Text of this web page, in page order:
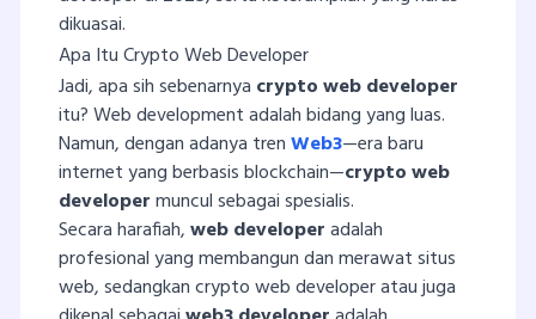
dikuasai.
Apa Itu Crypto Web Developer
Jadi, apa sih sebenarnya crypto web developer
itu? Web development adalah bidang yang luas.
Namun, dengan adanya trenWeb3—era baru
internet yang berbasis blockchain—crypto web
developermuncul sebagai spesialis.
Secara harafiah,web developeradalah
profesional yang membangun dan merawat situs
web, sedangkan crypto web developer atau juga